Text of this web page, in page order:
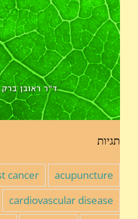
תגיות
acupuncture
cancer
cardiovascular disease